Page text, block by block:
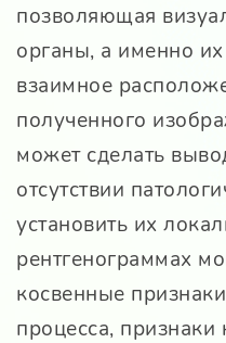
позволяющая
органы, а именно
взаимное
полученного
может сделать
отсутствии
установить их
рентгенограммах
косвенные
процесса,